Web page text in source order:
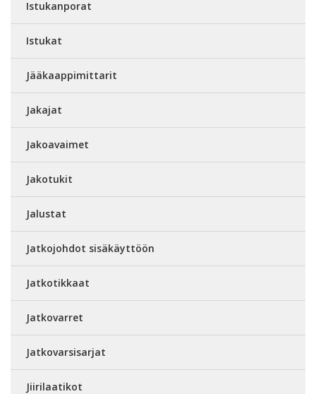
Istukanporat
Istukat
Jääkaappimittarit
Jakajat
Jakoavaimet
Jakotukit
Jalustat
Jatkojohdot sisäkäyttöön
Jatkotikkaat
Jatkovarret
Jatkovarsisarjat
Jiirilaatikot